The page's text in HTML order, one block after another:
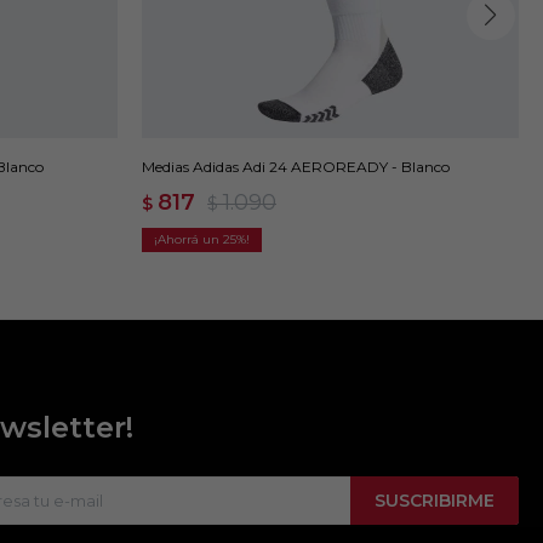
Medias Adidas Adi 24 AEROREADY - Blanco
$ 817 $ 1.090
25
SUSCRIBIRME